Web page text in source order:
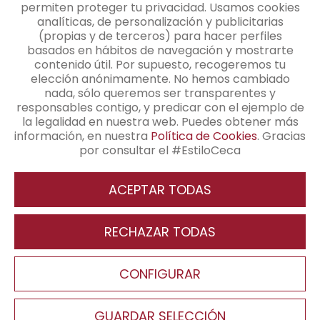
CONTACTO
Contacto
+34 91 345 48 25
info@cecamagan.com
Pie de página
Política de Privacidad
Canal interno de información
Condiciones generales de contratación
permiten proteger tu privacidad. Usamos cookies
analíticas, de personalización y publicitarias
(propias y de terceros) para hacer perfiles
basados en hábitos de navegación y mostrarte
contenido útil. Por supuesto, recogeremos tu
elección anónimamente. No hemos cambiado
nada, sólo queremos ser transparentes y
responsables contigo, y predicar con el ejemplo de
la legalidad en nuestra web. Puedes obtener más
información, en nuestra Política de Cookies. Gracias
por consultar el #EstiloCeca
ACEPTAR TODAS
Revocar consentimiento
RECHAZAR TODAS
CONFIGURAR
GUARDAR SELECCIÓN